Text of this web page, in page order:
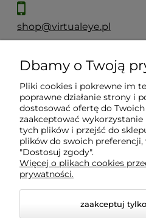
shop@virtualeye.pl
Moje konto
Płatności i dostawa
Informacje
O nas
Dbamy o Twoją
Pliki cookies i pokrewne im
poprawne działanie strony i
dostosować ofertę do
zaakceptować wykorzystanie
tych plików i przejść do
plików do swoich preferencji,
"Dostosuj zgody".
Więcej o plikach cookies
prywatności.
zaakceptuj